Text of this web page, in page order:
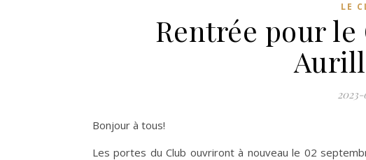
LE
Rentrée pour le
Bonjour à tous!
Les portes du Club ouvriront à nouveau le 02